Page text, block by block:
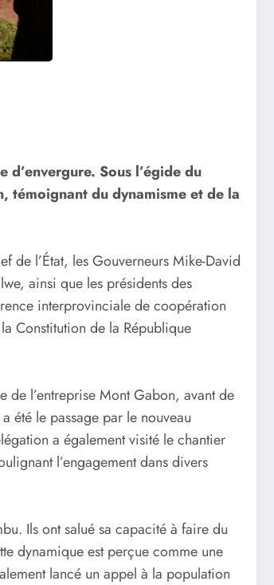
Sous l’égide du
témoignant du dynamisme et de la
de l’État, les Gouverneurs Mike-David
ainsi que les présidents des
interprovinciale de coopération
Constitution de la République
de l’entreprise Mont Gabon, avant de
été le passage par le nouveau
a également visité le chantier
l’engagement dans divers
Ils ont salué sa capacité à faire du
dynamique est perçue comme une
lancé un appel à la population